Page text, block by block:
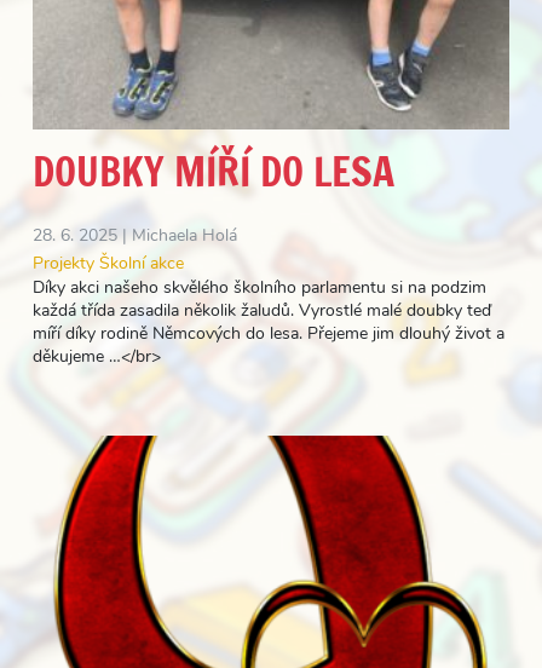
DOUBKY MÍŘÍ DO LESA
28. 6. 2025 | Michaela Holá
Projekty Školní akce
Díky akci našeho skvělého školního parlamentu si na podzim
každá třída zasadila několik žaludů. Vyrostlé malé doubky teď
míří díky rodině Němcových do lesa. Přejeme jim dlouhý život a
děkujeme …</br>